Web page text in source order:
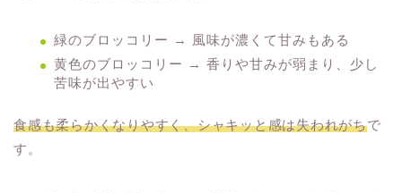
緑のブロッコリー → 風味が濃くて甘みもある
黄色のブロッコリー → 香りや甘みが弱まり、少し
苦味が出やすい
食感も柔らかくなりやすく、シャキッと感は失われがちで
す。